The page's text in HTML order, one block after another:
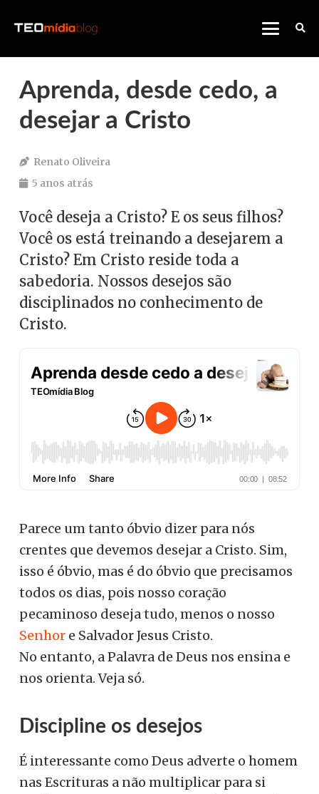
Aprenda, desde cedo, a
desejar a Cristo
Renato Oliveira
5 anos atrás
Você deseja a Cristo? E os seus filhos?
Você os está treinando a desejarem a
Cristo? Em Cristo reside toda a
sabedoria. Nossos desejos são
disciplinados no conhecimento de
Cristo.
Parece um tanto óbvio dizer para nós
crentes que devemos desejar a Cristo. Sim,
isso é óbvio, mas é do óbvio que precisamos
todos os dias, pois nosso coração
pecaminoso deseja tudo, menos o nosso
Senhor e Salvador Jesus Cristo.
No entanto, a Palavra de Deus nos ensina e
nos orienta. Veja só.
Discipline os desejos
É interessante como Deus adverte o homem
nas Escrituras a não multiplicar para si